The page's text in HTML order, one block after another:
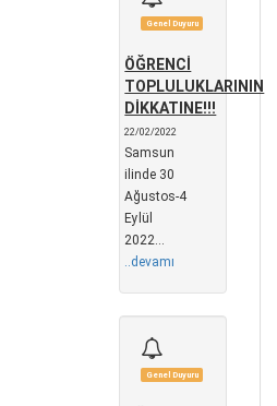
Genel Duyuru
ÖĞRENCİ
TOPLULUKLARININ
DİKKATINE!!!
22/02/2022
Samsun
ilinde 30
Ağustos-4
Eylül
2022...
..devamı
Genel Duyuru